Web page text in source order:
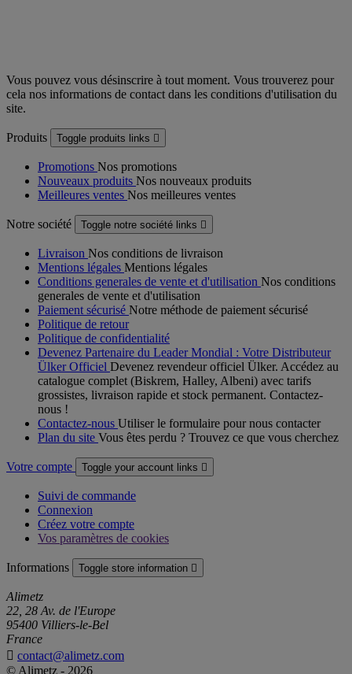
Vous pouvez vous désinscrire à tout moment. Vous trouverez pour
cela nos informations de contact dans les conditions d'utilisation du
site.
Produits Toggle produits links 
Promotions Nos promotions
Nouveaux produits Nos nouveaux produits
Meilleures ventes Nos meilleures ventes
Notre société Toggle notre société links 
Livraison Nos conditions de livraison
Mentions légales Mentions légales
Conditions generales de vente et d'utilisation Nos conditions
generales de vente et d'utilisation
Paiement sécurisé Notre méthode de paiement sécurisé
Politique de retour
Politique de confidentialité
Devenez Partenaire du Leader Mondial : Votre Distributeur
Ülker Officiel Devenez revendeur officiel Ülker. Accédez au
catalogue complet (Biskrem, Halley, Albeni) avec tarifs
grossistes, livraison rapide et stock permanent. Contactez-
nous !
Contactez-nous Utiliser le formulaire pour nous contacter
Plan du site Vous êtes perdu ? Trouvez ce que vous cherchez
Votre compte Toggle your account links 
Suivi de commande
Connexion
Créez votre compte
Vos paramètres de cookies
Informations Toggle store information 
Alimetz
22, 28 Av. de l'Europe
95400 Villiers-le-Bel
France
 contact@alimetz.com
© Alimetz - 2026